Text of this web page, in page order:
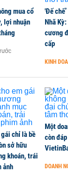
3.600 tỷ, lãi
năm 2026
mua cổ
lợi nhuận
'Đế
Nhã
cương
cấp
KINH
chỉ là bề
sở hữu
khoán, trái
ảnh
Một
còn
DOANH